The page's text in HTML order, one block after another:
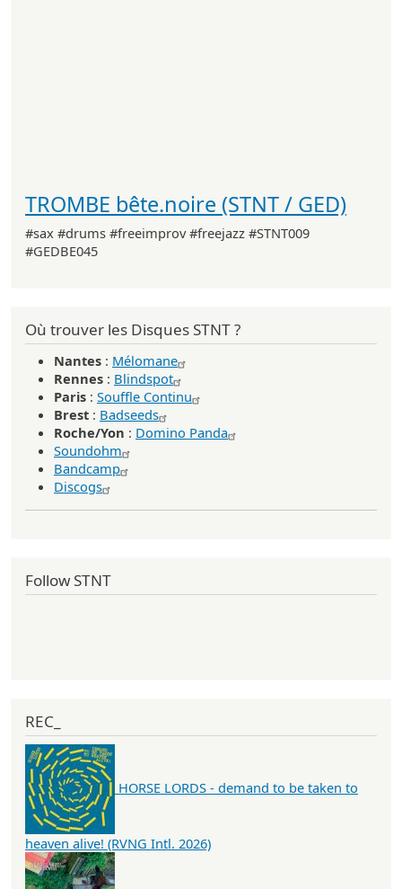
TROMBE bête.noire (STNT / GED)
#sax #drums #freeimprov #freejazz #STNT009
#GEDBE045
Où trouver les Disques STNT ?
Nantes : Mélomane
Rennes : Blindspot
Paris : Souffle Continu
Brest : Badseeds
Roche/Yon : Domino Panda
Soundohm
Bandcamp
Discogs
Follow STNT
REC_
HORSE LORDS - demand to be taken to
heaven alive! (RVNG Intl. 2026)